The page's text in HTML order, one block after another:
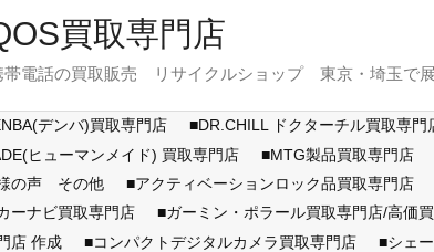
買取専門店
帯電話の買取販売 リサイクルショップ 東京・埼玉で
デンバ)買取専門店
■DR.CHILL ドクターチル買取専門
ヒューマンメイド) 買取専門店 ■MTG製品買取専門店
の声 その他
■アクティベーションロック品買取専門店
ーナビ買取専門店 ■ガーミン・ポラール買取専門店/高価
店 作成 ■コンパクトデジタルカメラ買取専門店
■シェ